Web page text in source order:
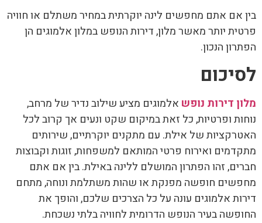
בין אם אתם מחפשים לינה יוקרתית במחיר משתלם או חוויה
פרטית יותר מאשר מלון, דירות הנופש במלון אלמוגים הן
הפתרון הנכון.
לסיכום
מלון דירות נופש אלמוגים מציע שילוב נדיר של מרחב,
נוחות ופרטיות, כל זאת במיקום שקט ונעים אך קרוב לכל
האטרקציות של אילת. עם מתקנים יוקרתיים, שירותים
מתקדמים ואירוח פרטי המותאם למשפחות, זוגות וקבוצות
חברים, זהו הפתרון המושלם ללינה באילת. בין אם אתם
מחפשים חופשה מפנקת או שהות משתלמת ונוחה, מתחם
דירות אלמוגים עונה על כל הצרכים שלכם, והופך את
החופשה בעיר הנופש הדרומית לחוויה בלתי נשכחת.